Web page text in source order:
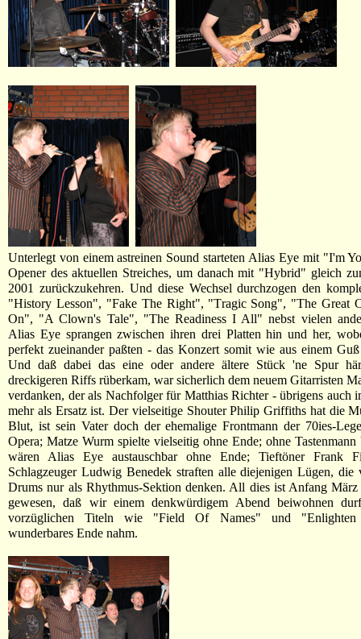
Unterlegt von einem astreinen Sound starteten Alias Eye mit "I'm
Opener des aktuellen Streiches, um danach mit "Hybrid" gleich
2001 zurückzukehren. Und diese Wechsel durchzogen den
"History Lesson", "Fake The Right", "Tragic Song", "The Great
On", "A Clown's Tale", "The Readiness I All" nebst vielen
Alias Eye sprangen zwischen ihren drei Platten hin und her,
perfekt zueinander paßten - das Konzert somit wie aus einem
Und daß dabei das eine oder andere ältere Stück 'ne Spur
dreckigeren Riffs rüberkam, war sicherlich dem neuem Gitarristen
verdanken, der als Nachfolger für Matthias Richter - übrigens auch
mehr als Ersatz ist. Der vielseitige Shouter Philip Griffiths hat die
Blut, ist sein Vater doch der ehemalige Frontmann der 70ies-
Opera; Matze Wurm spielte vielseitig ohne Ende; ohne
wären Alias Eye austauschbar ohne Ende; Tieftöner Frank
Schlagzeuger Ludwig Benedek straften alle diejenigen Lügen, die
Drums nur als Rhythmus-Sektion denken. All dies ist Anfang
gewesen, daß wir einem denkwürdigem Abend beiwohnen
vorzüglichen Titeln wie "Field Of Names" und
wunderbares Ende nahm.